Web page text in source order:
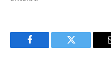
Facebook Twitter